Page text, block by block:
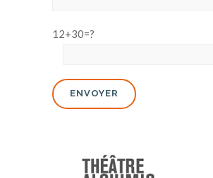
12+30=?